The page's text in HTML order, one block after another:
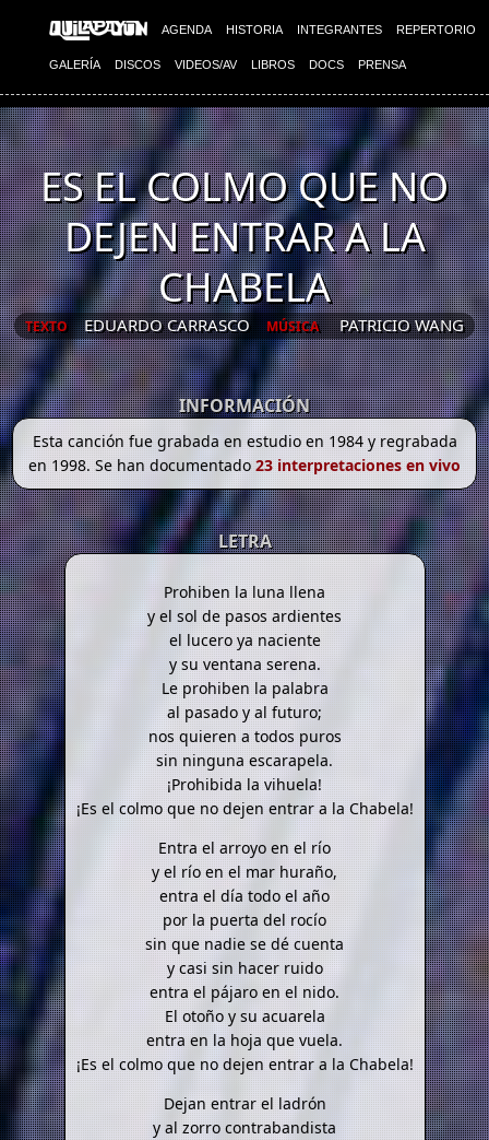
AGENDA HISTORIA INTEGRANTES REPERTORIO
GALERÍA DISCOS VIDEOS/AV LIBROS DOCS PRENSA
ES EL COLMO QUE NO
DEJEN ENTRAR A LA
CHABELA
TEXTO EDUARDO CARRASCO MÚSICA PATRICIO WANG
INFORMACIÓN
Esta canción fue grabada en estudio en 1984 y regrabada
en 1998. Se han documentado23 interpretaciones en vivo
LETRA
Prohiben la luna llena
y el sol de pasos ardientes
el lucero ya naciente
y su ventana serena.
Le prohiben la palabra
al pasado y al futuro;
nos quieren a todos puros
sin ninguna escarapela.
¡Prohibida la vihuela!
¡Es el colmo que no dejen entrar a la Chabela!
Entra el arroyo en el río
y el río en el mar huraño,
entra el día todo el año
por la puerta del rocío
sin que nadie se dé cuenta
y casi sin hacer ruido
entra el pájaro en el nido.
El otoño y su acuarela
entra en la hoja que vuela.
¡Es el colmo que no dejen entrar a la Chabela!
Dejan entrar el ladrón
y al zorro contrabandista